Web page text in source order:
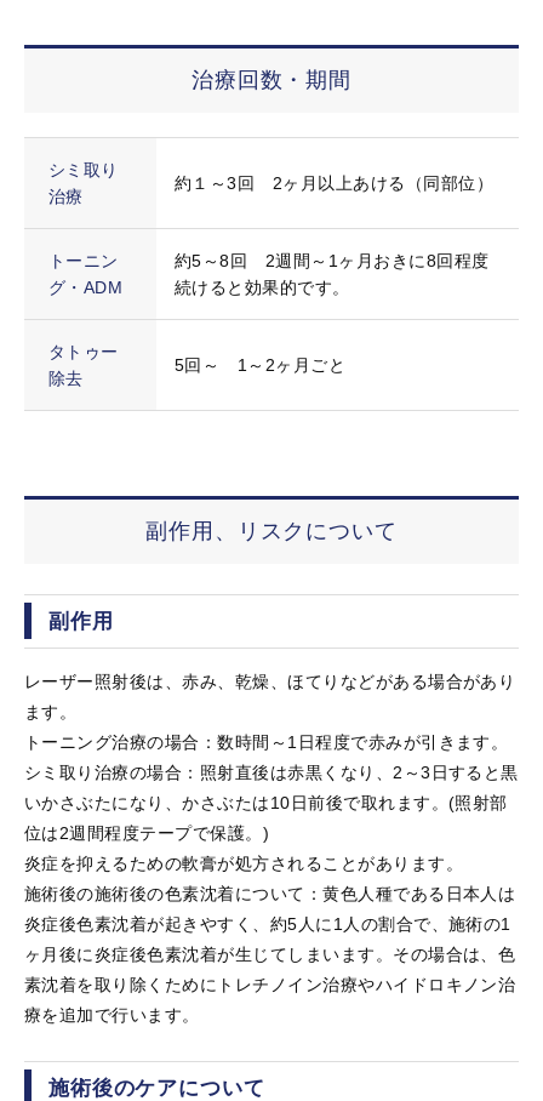
治療回数・期間
シミ取り
治療
約１～3回 2ヶ月以上あける（同部位）
トーニン
グ・ADM
約5～8回 2週間～1ヶ月おきに8回程度
続けると効果的です。
タトゥー
除去
5回～ 1～2ヶ月ごと
副作用、リスクについて
副作用
レーザー照射後は、赤み、乾燥、ほてりなどがある場合があり
ます。
トーニング治療の場合：数時間～1日程度で赤みが引きます。
シミ取り治療の場合：照射直後は赤黒くなり、2～3日すると黒
いかさぶたになり、かさぶたは10日前後で取れます。(照射部
位は2週間程度テープで保護。)
炎症を抑えるための軟膏が処方されることがあります。
施術後の施術後の色素沈着について：黄色人種である日本人は
炎症後色素沈着が起きやすく、約5人に1人の割合で、施術の1
ヶ月後に炎症後色素沈着が生じてしまいます。その場合は、色
素沈着を取り除くためにトレチノイン治療やハイドロキノン治
療を追加で行います。
施術後のケアについて